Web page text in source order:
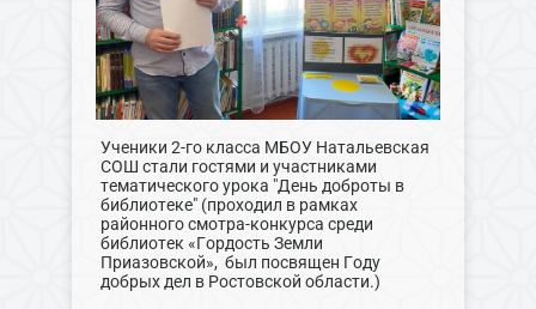
Ученики 2-го класса МБОУ Натальевская
СОШ стали гостями и участниками
тематического урока "День доброты в
библиотеке" (проходил в рамках
районного смотра-конкурса среди
библиотек «Гордость Земли
Приазовской», был посвящен Году
добрых дел в Ростовской области.)